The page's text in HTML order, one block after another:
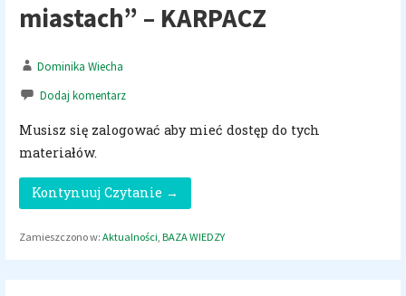
miastach” – KARPACZ
Dominika Wiecha
Dodaj komentarz
Musisz się zalogować aby mieć dostęp do tych
materiałów.
Kontynuuj Czytanie →
Zamieszczono w: Aktualności BAZA WIEDZY